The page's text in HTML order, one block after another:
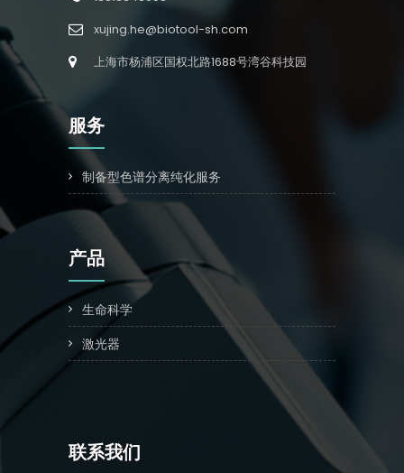
xujing.he@biotool-sh.com
上海市杨浦区国权北路1688号湾谷科技园
服务
制备型色谱分离纯化服务
产品
生命科学
激光器
联系我们